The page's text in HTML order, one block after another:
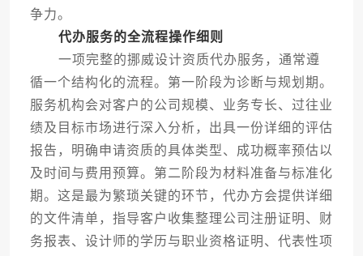
争力。
代办服务的全流程操作细则
一项完整的挪威设计资质代办服务，通常遵
循一个结构化的流程。第一阶段为诊断与规划期。
服务机构会对客户的公司规模、业务专长、过往业
绩及目标市场进行深入分析，出具一份详细的评估
报告，明确申请资质的具体类型、成功概率预估以
及时间与费用预算。第二阶段为材料准备与标准化
期。这是最为繁琐关键的环节，代办方会提供详细
的文件清单，指导客户收集整理公司注册证明、财
务报表、设计师的学历与职业资格证明、代表性项